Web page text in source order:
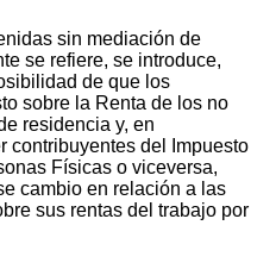
sin mediación de
se refiere, se introduce,
de que los
sobre la Renta de los no
residencia y, en
contribuyentes del Impuesto
Físicas o viceversa,
cambio en relación a las
sus rentas del trabajo por